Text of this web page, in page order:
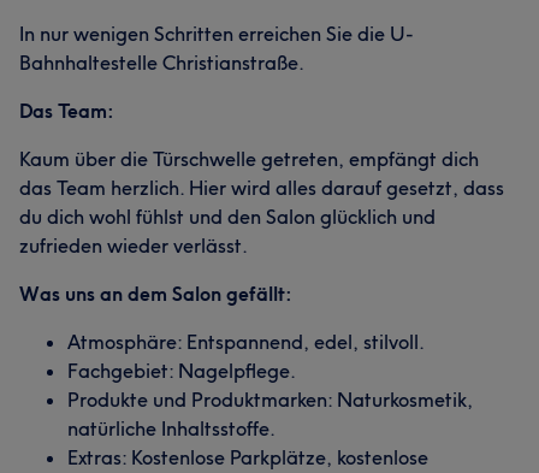
In nur wenigen Schritten erreichen Sie die U-
Bahnhaltestelle Christianstraße.
Das Team:
Kaum über die Türschwelle getreten, empfängt dich
das Team herzlich. Hier wird alles darauf gesetzt, dass
du dich wohl fühlst und den Salon glücklich und
zufrieden wieder verlässt.
Was uns an dem Salon gefällt:
Atmosphäre: Entspannend, edel, stilvoll.
Fachgebiet: Nagelpflege.
Produkte und Produktmarken: Naturkosmetik,
natürliche Inhaltsstoffe.
Extras: Kostenlose Parkplätze, kostenlose